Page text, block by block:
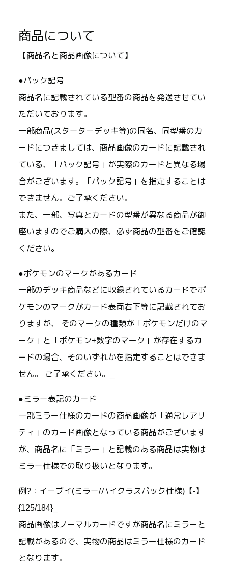
商品について
【商品名と商品画像について】
●パック記号
商品名に記載されている型番の商品を発送させてい
ただいております。
一部商品(スターターデッキ等)の同名、同型番のカ
ードにつきましては、商品画像のカードに記載され
ている、「パック記号」が実際のカードと異なる場
合がございます。「パック記号」を指定することは
できません。ご了承ください。
また、一部、写真とカードの型番が異なる商品が御
座いますのでご購入の際、必ず商品の型番をご確認
ください。
●ポケモンのマークがあるカード
一部のデッキ商品などに収録されているカードでポ
ケモンのマークがカード表面右下等に記載されてお
りますが、 そのマークの種類が「ポケモンだけのマ
ーク」と「ポケモン+数字のマーク」が存在するカ
ードの場合、そのいずれかを指定することはできま
せん。 ご了承ください。_
●ミラー表記のカード
一部ミラー仕様のカードの商品画像が「通常レアリ
ティ」のカード画像となっている商品がございます
が、商品名に「ミラー」と記載のある商品は実物は
ミラー仕様での取り扱いとなります。
例?：イーブイ(ミラー/ハイクラスパック仕様)【-】
{125/184}_
商品画像はノーマルカードですが商品名にミラーと
記載があるので、実物の商品はミラー仕様のカード
となります。